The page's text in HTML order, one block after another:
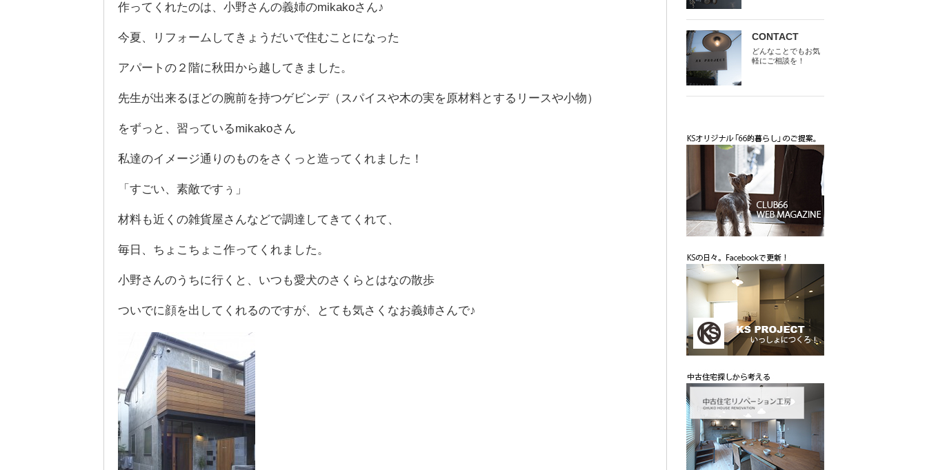
作ってくれたのは、小野さんの義姉のmikakoさん♪
今夏、リフォームしてきょうだいで住むことになった
アパートの２階に秋田から越してきました。
先生が出来るほどの腕前を持つゲビンデ（スパイスや木の実を原材料とするリースや小物）
をずっと、習っているmikakoさん
私達のイメージ通りのものをさくっと造ってくれました！
「すごい、素敵ですぅ」
材料も近くの雑貨屋さんなどで調達してきてくれて、
毎日、ちょこちょこ作ってくれました。
小野さんのうちに行くと、いつも愛犬のさくらとはなの散歩
ついでに顔を出してくれるのですが、とても気さくなお義姉さんで♪
CONTACT
どんなことでもお気
軽にご相談を！